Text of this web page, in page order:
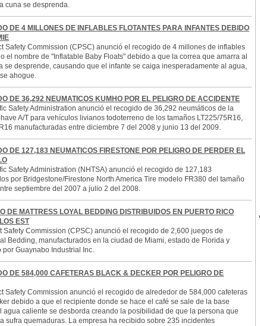
cuna se desprenda.
DE 4 MILLONES DE INFLABLES FLOTANTES PARA INFANTES DEBIDO
Safety Commission (CPSC) anunció el recogido de 4 millones de inflables
el nombre de "Inflatable Baby Floats" debido a que la correa que amarra al
se desprende, causando que el infante se caiga inesperadamente al agua,
ahogue.
DE 36,292 NEUMATICOS KUMHO POR EL PELIGRO DE ACCIDENTE
Safety Administration anunció el recogido de 36,292 neumáticos de la
A/T para vehículos livianos todoterreno de los tamaños LT225/75R16,
manufacturadas entre diciembre 7 del 2008 y junio 13 del 2009.
DE 127,183 NEUMATICOS FIRESTONE POR PELIGRO DE PERDER EL
Safety Administration (NHTSA) anunció el recogido de 127,183
por Bridgestone/Firestone North America Tire modelo FR380 del tamaño
septiembre del 2007 a julio 2 del 2008.
DE MATTRESS LOYAL BEDDING DISTRIBUIDOS EN PUERTO RICO
EST
Safety Commission (CPSC) anunció el recogido de 2,600 juegos de
Bedding, manufacturados en la ciudad de Miami, estado de Florida y
Guaynabo Industrial Inc.
DE 584,000 CAFETERAS BLACK & DECKER POR PELIGRO DE
Safety Commission anunció el recogido de alrededor de 584,000 cafeteras
debido a que el recipiente donde se hace el café se sale de la base
agua caliente se desborda creando la posibilidad de que la persona que
sufra quemaduras. La empresa ha recibido sobre 235 incidentes